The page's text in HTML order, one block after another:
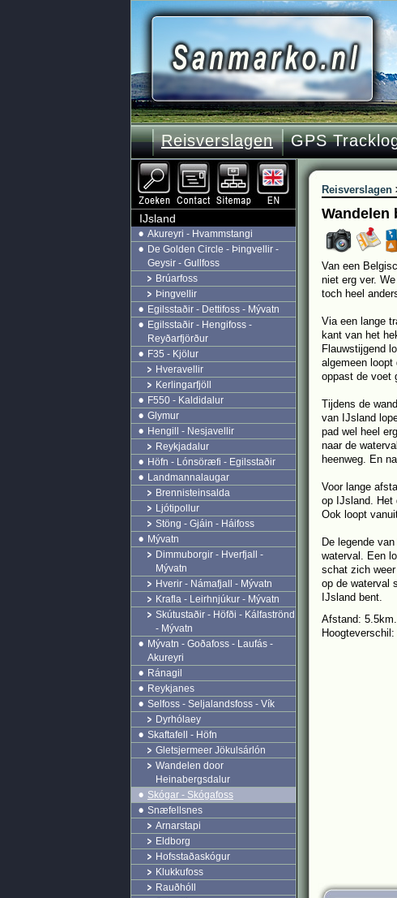
Reisverslagen GPS
Reisverslagen
Wandelen
Van een
niet erg ver.
toch heel
Via een lange
kant van het
Flauwstijgend
algemeen
oppast de voet
Tijdens de
van IJsland
pad wel heel
naar de
heenweg. En
Voor lange
op IJsland. Het
Ook loopt
De legende
waterval. Een
schat zich
op de waterval
IJsland bent.
Afstand: 5.5km.
IJsland
Akureyri - Hvammstangi
De Golden Circle - Þingvellir -
Geysir - Gullfoss
Brúarfoss
Þingvellir
Egilsstaðir - Dettifoss - Mývatn
Egilsstaðir - Hengifoss -
Reyðarfjörður
F35 - Kjölur
Hveravellir
Kerlingarfjöll
F550 - Kaldidalur
Glymur
Hengill - Nesjavellir
Reykjadalur
Höfn - Lónsöræfi - Egilsstaðir
Landmannalaugar
Brennisteinsalda
Ljótipollur
Stöng - Gjáin - Háifoss
Mývatn
Dimmuborgir - Hverfjall -
Mývatn
Hverir - Námafjall - Mývatn
Krafla - Leirhnjúkur - Mývatn
Skútustaðir - Höfði - Kálfaströnd
- Mývatn
Mývatn - Goðafoss - Laufás -
Akureyri
Ránagil
Reykjanes
Selfoss - Seljalandsfoss - Vík
Dyrhólaey
Skaftafell - Höfn
Gletsjermeer Jökulsárlón
Wandelen door
Heinabergsdalur
Skógar - Skógafoss
Snæfellsnes
Arnarstapi
Eldborg
Hofsstaðaskógur
Klukkufoss
Rauðhóll